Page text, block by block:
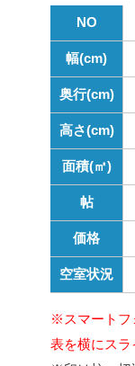
※スマートフ
表を横にスラ